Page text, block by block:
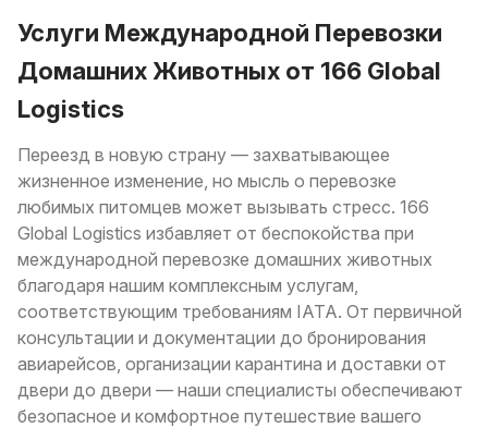
Услуги Международной Перевозки
Домашних Животных от 166 Global
Logistics
Переезд в новую страну — захватывающее
жизненное изменение, но мысль о перевозке
любимых питомцев может вызывать стресс. 166
Global Logistics избавляет от беспокойства при
международной перевозке домашних животных
благодаря нашим комплексным услугам,
соответствующим требованиям IATA. От первичной
консультации и документации до бронирования
авиарейсов, организации карантина и доставки от
двери до двери — наши специалисты обеспечивают
безопасное и комфортное путешествие вашего